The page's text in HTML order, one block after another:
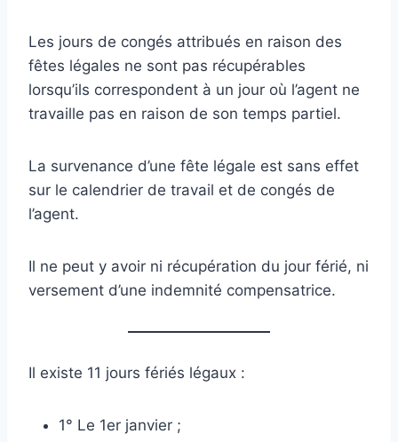
Les jours de congés attribués en raison des
fêtes légales ne sont pas récupérables
lorsqu’ils correspondent à un jour où l’agent ne
travaille pas en raison de son temps partiel.
La survenance d’une fête légale est sans effet
sur le calendrier de travail et de congés de
l’agent.
Il ne peut y avoir ni récupération du jour férié, ni
versement d’une indemnité compensatrice.
Il existe 11 jours fériés légaux :
1° Le 1er janvier ;